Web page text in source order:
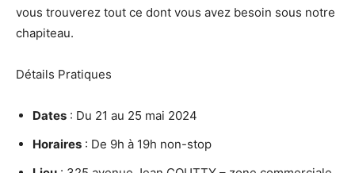
vous trouverez tout ce dont vous avez besoin sous notre
chapiteau.
Détails Pratiques
Dates : Du 21 au 25 mai 2024
Horaires : De 9h à 19h non-stop